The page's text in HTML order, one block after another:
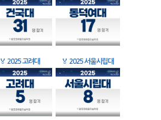
🏅 2025 고려대 🏅 2025 서울시립대